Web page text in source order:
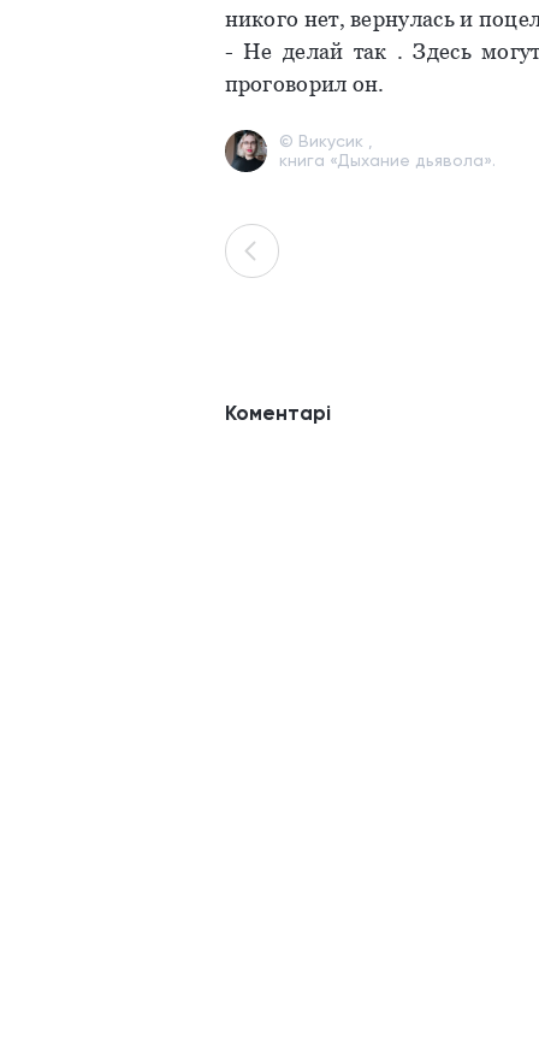
никого нет, вернулась и
- Не делай так . Здесь
проговорил он.
© Викусик ,
книга «Дыхание дьявола».
Коментарі